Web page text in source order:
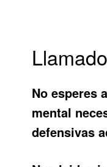
No esperes
mental
defensivas